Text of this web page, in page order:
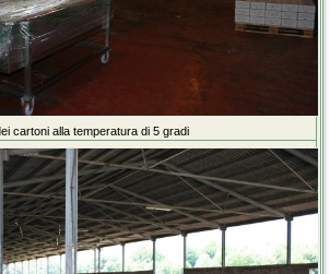
cartoni alla temperatura di 5 gradi